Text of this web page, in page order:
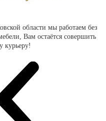
области мы работаем без
Вам остаётся совершить
курьеру!